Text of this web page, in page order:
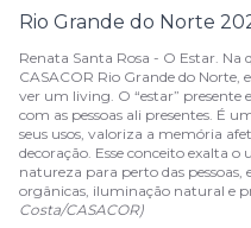
Renata Santa Rosa - O Estar.
CASACOR Rio Grande do Norte,
ver um living. O “estar” presente
com as pessoas ali presentes. É
seus usos, valoriza a memória
decoração. Esse conceito exalta
natureza para perto das pessoas,
orgânicas, iluminação natural e
Costa/CASACOR)